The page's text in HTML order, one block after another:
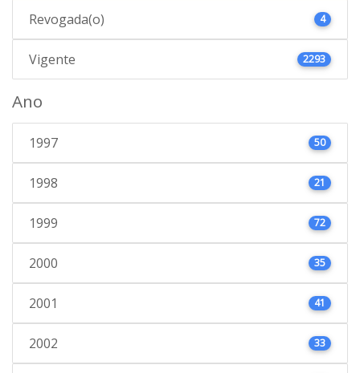
Revogada(o) 4
Vigente 2293
Ano
1997 50
1998 21
1999 72
2000 35
2001 41
2002 33